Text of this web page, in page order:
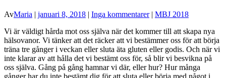
AvMaria | januari 8, 2018 | Inga kommentarer| MBJ 2018
Vi är väldigt hårda mot oss själva när det kommer till att skapa nya
hälsovanor. Vi tänker att det räcker att vi bestämmer oss för att börja
träna tre gånger i veckan eller sluta äta gluten eller godis. Och när vi
inte klarar av att hålla det vi bestämt oss för, så blir vi besvikna på
oss själva. Gång på gång hamnar vi där, eller hur? Hur många
gånger har du inte bestämt dig för att sluta eller börja med något i